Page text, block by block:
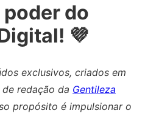
do
💜
exclusivos, criados em
redação da Gentileza
propósito é impulsionar o